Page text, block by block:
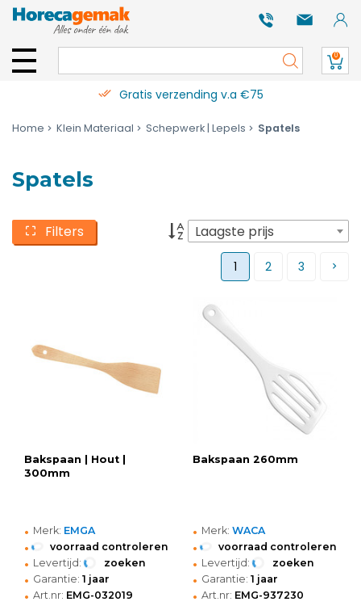
0
Gratis verzending v.a €75
Home Klein Materiaal Schepwerk | Lepels Spatels
Spatels
Filters Laagste prijs
1 2 3
Bakspaan | Hout |
300mm
• Merk: EMGA
• voorraad controleren
• Levertijd: zoeken
• Garantie: 1 jaar
• Art.nr: EMG-032019
Bakspaan 260mm
• Merk: WACA
• voorraad controleren
• Levertijd: zoeken
• Garantie: 1 jaar
• Art.nr: EMG-937230